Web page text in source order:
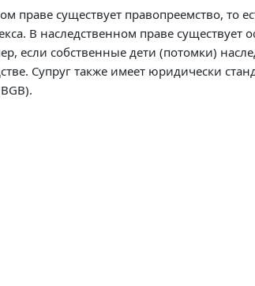
праве существует правопреемство, то
В наследственном праве существует
если собственные дети (потомки)
Супруг также имеет юридически